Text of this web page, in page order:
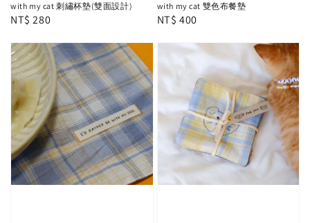
with my cat 刺繡杯墊(雙面設計)
Regular
NT$ 280
with my cat 雙色布餐墊
Regular
NT$ 400